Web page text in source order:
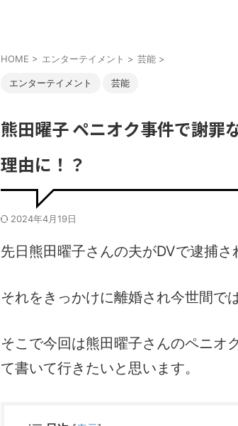
HOME > エンターテイメント > 芸能 >
エンターテイメント 芸能
熊田曜子 ペニオク事件で謝罪
理由に！？
2024年4月19日
先日熊田曜子さんの夫がDVで逮捕さ
それをきっかけに離婚され今世間で
そこで今回は熊田曜子さんのペニオ
て書いて行きたいと思います。